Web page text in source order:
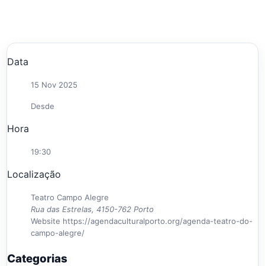
Data
15 Nov 2025
Desde
Hora
19:30
Localização
Teatro Campo Alegre
Rua das Estrelas, 4150-762 Porto
Website https://agendaculturalporto.org/agenda-teatro-do-
campo-alegre/
Categorias